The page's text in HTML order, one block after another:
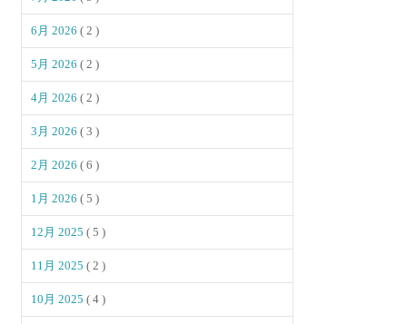
6月 2026( 2 )
5月 2026( 2 )
4月 2026( 2 )
3月 2026( 3 )
2月 2026( 6 )
1月 2026( 5 )
12月 2025( 5 )
11月 2025( 2 )
10月 2025( 4 )